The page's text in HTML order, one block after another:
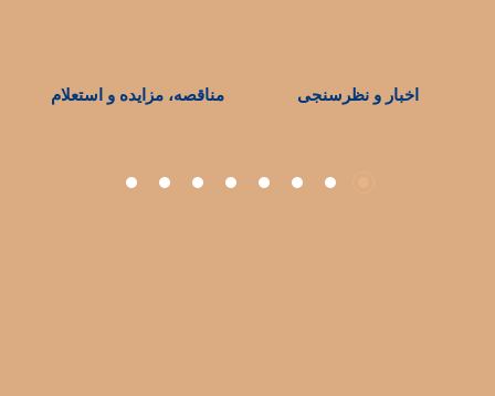
اخبار و نظرسنجی مناقصه، مزایده و استعلام